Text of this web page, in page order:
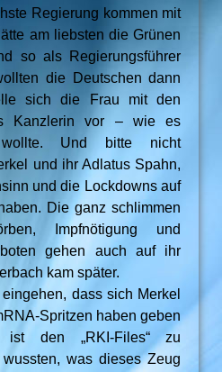
Regierung kommen mit
am liebsten die Grünen
so als Regierungsführer
die Deutschen dann
sich die Frau mit den
Kanzlerin vor – wie es
wollte. Und bitte nicht
und ihr Adlatus Spahn,
und die Lockdowns auf
Die ganz schlimmen
Impfnötigung und
gehen auch auf ihr
kam später.
dass sich Merkel
Spritzen haben geben
ist den „RKI-Files“ zu
was dieses Zeug